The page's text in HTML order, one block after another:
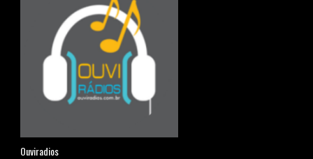
Ouviradios